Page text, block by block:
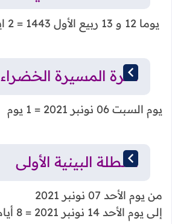
يوما 12 و 13 ربيع الأول 1443 = 2 ايام
ذكرة المسيرة الخضراء
يوم السبت 06 نونبر 2021 = 1 يوم
العطلة البينية الأولى
من يوم الأحد 07 نونبر 2021
إلى يوم الأحد 14 نونبر 2021 = 8 أيام